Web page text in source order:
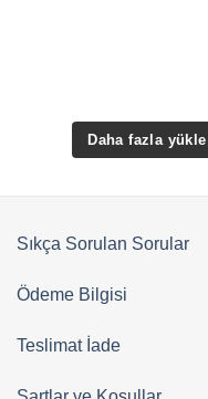
Daha fazla yükle
Sıkça Sorulan Sorular
Ödeme Bilgisi
Teslimat İade